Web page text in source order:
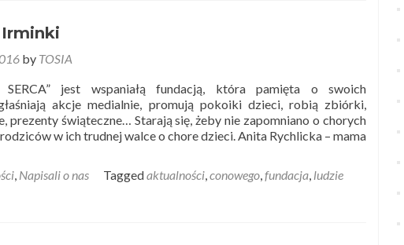
by TOSIA
SERCA” jest wspaniałą fundacją, która pamięta o swoich
akcje medialnie, promują pokoiki dzieci, robią zbiórki,
prezenty świąteczne… Starają się, żeby nie zapomniano o chorych
w ich trudnej walce o chore dzieci. Anita Rychlicka – mama
, Napisali o nas Taggedaktualności,conowego,fundacja, ludzie